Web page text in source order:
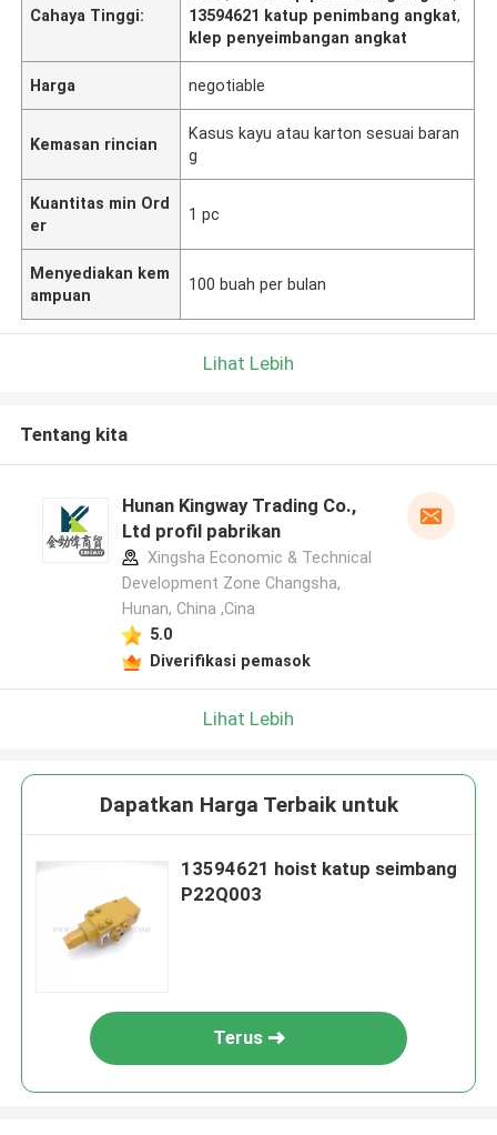
Cahaya Tinggi:
13594621 katup penimbang angkat,
klep penyeimbangan angkat
Harga negotiable
Kemasan rincian
Kasus kayu atau karton sesuai baran
g
Kuantitas min Ord
er
1 pc
Menyediakan kem
ampuan
100 buah per bulan
Lihat Lebih
Tentang kita
Hunan Kingway Trading Co.,
Ltd profil pabrikan
Xingsha Economic & Technical
Development Zone Changsha,
Hunan, China ,Cina
5.0
Diverifikasi pemasok
Lihat Lebih
Dapatkan Harga Terbaik untuk
13594621 hoist katup seimbang
P22Q003
Terus